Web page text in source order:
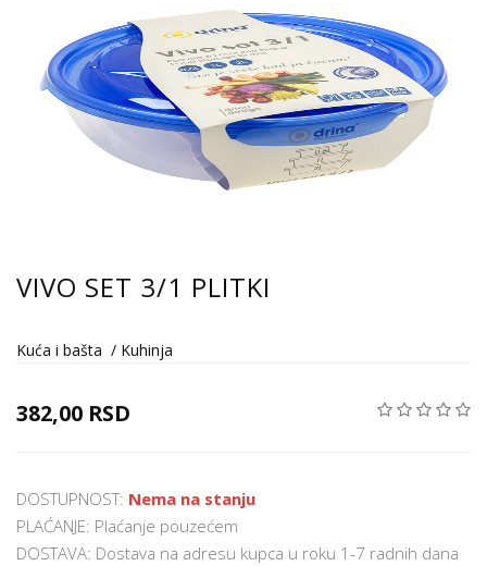
VIVO SET 3/1 PLITKI
Kuća i bašta / Kuhinja
382,00 RSD
DOSTUPNOST: Nema na stanju
PLAĆANJE: Plaćanje pouzećem
DOSTAVA: Dostava na adresu kupca u roku 1-7 radnih dana